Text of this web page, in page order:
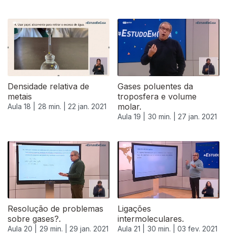
Densidade relativa de
metais
Aula 18 | 28 min. | 22 jan. 2021
Gases poluentes da
troposfera e volume
molar.
Aula 19 | 30 min. | 27 jan. 2021
Resolução de problemas
sobre gases?.
Aula 20 | 29 min. | 29 jan. 2021
Ligações
intermoleculares.
Aula 21 | 30 min. | 03 fev. 2021